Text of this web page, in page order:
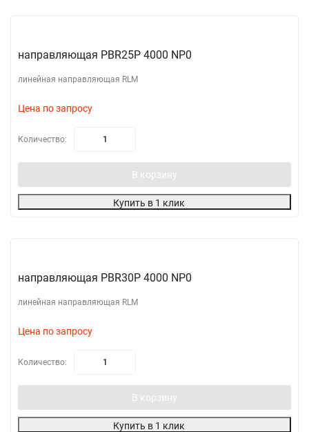
направляющая PBR25P 4000 NP0
линейная направляющая RLM
Цена по запросу
Количество:
В корзину
Купить в 1 клик
направляющая PBR30P 4000 NP0
линейная направляющая RLM
Цена по запросу
Количество:
В корзину
Купить в 1 клик